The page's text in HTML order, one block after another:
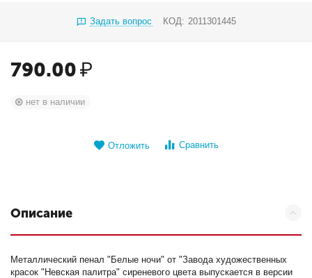
Задать вопрос КОД: 2011301445
790.00₽
нет в наличии
Отложить Сравнить
Описание
Металлический пенал "Белые ночи" от "Завода художественных
красок "Невская палитра" сиреневого цвета выпускается в версии